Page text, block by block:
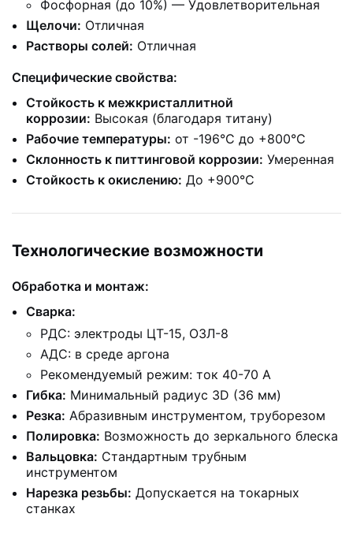
Фосфорная (до 10%) — Удовлетворительная
Щелочи: Отличная
Растворы солей: Отличная
Специфические свойства:
Стойкость к межкристаллитной
коррозии: Высокая (благодаря титану)
Рабочие температуры: от -196°C до +800°C
Склонность к питтинговой коррозии: Умеренная
Стойкость к окислению: До +900°C
Технологические возможности
Обработка и монтаж:
Сварка:
РДС: электроды ЦТ-15, ОЗЛ-8
АДС: в среде аргона
Рекомендуемый режим: ток 40-70 А
Гибка: Минимальный радиус 3D (36 мм)
Резка: Абразивным инструментом, труборезом
Полировка: Возможность до зеркального блеска
Вальцовка: Стандартным трубным
инструментом
Нарезка резьбы: Допускается на токарных
станках